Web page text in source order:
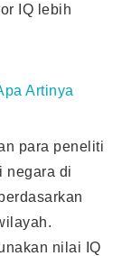
IQ lebih
Artinya
para peneliti
negara di
nilai IQ